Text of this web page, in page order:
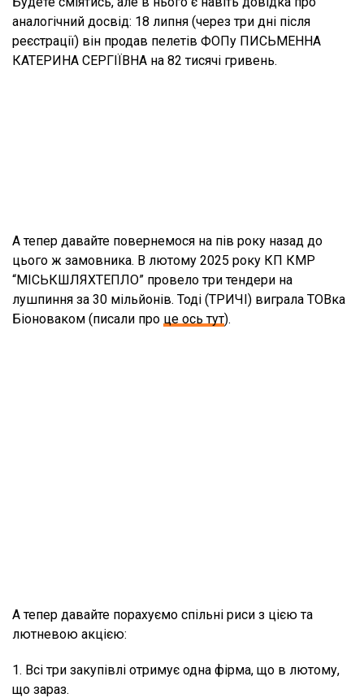
аналогічний досвід: 18 липня (через три дні після
реєстрації) він продав пелетів ФОПу ПИСЬМЕННА
КАТЕРИНА СЕРГІЇВНА на 82 тисячі гривень.
А тепер давайте повернемося на пів року назад до
цього ж замовника. В лютому 2025 року КП КМР
“МІСЬКШЛЯХТЕПЛО” провело три тендери на
лушпиння за 30 мільйонів. Тоді (ТРИЧІ) виграла ТОВка
Біоноваком (писали про це ось тут).
А тепер давайте порахуємо спільні риси з цією та
лютневою акцією:
1. Всі три закупівлі отримує одна фірма, що в лютому,
що зараз.